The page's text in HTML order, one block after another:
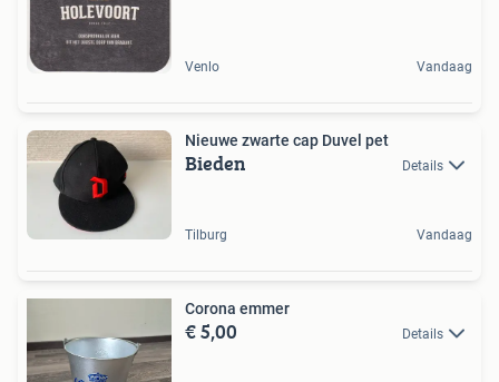
Venlo Vandaag
Nieuwe zwarte cap Duvel pet
Bieden Details
Tilburg Vandaag
Corona emmer
€ 5,00 Details